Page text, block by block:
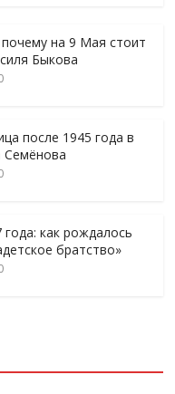
на 9 Мая стоит
Быкова
после 1945 года в
Семёнова
года: как рождалось
братство»